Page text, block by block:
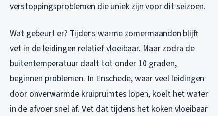
verstoppingsproblemen die uniek zijn voor dit seizoen.
Wat gebeurt er? Tijdens warme zomermaanden blijft
vet in de leidingen relatief vloeibaar. Maar zodra de
buitentemperatuur daalt tot onder 10 graden,
beginnen problemen. In Enschede, waar veel leidingen
door onverwarmde kruipruimtes lopen, koelt het water
in de afvoer snel af. Vet dat tijdens het koken vloeibaar